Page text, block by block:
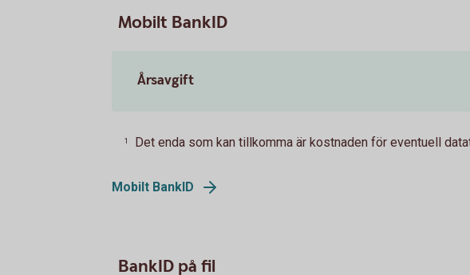
Mobilt BankID
Årsavgift
1 Det enda som kan tillkomma är kostnaden för eventuell
Mobilt BankID
BankID på fil